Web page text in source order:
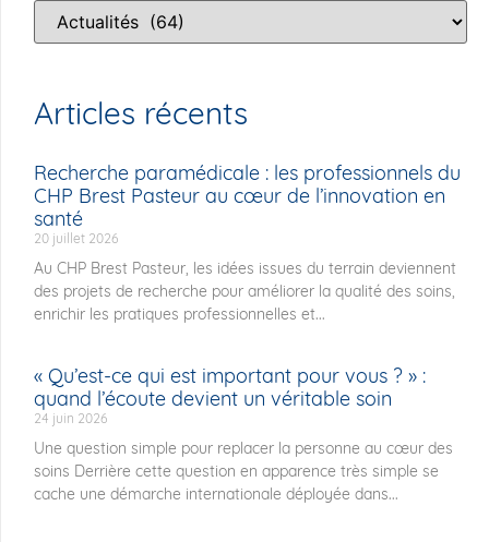
Articles récents
Recherche paramédicale : les professionnels du
CHP Brest Pasteur au cœur de l’innovation en
santé
20 juillet 2026
Au CHP Brest Pasteur, les idées issues du terrain deviennent
des projets de recherche pour améliorer la qualité des soins,
enrichir les pratiques professionnelles et...
« Qu’est-ce qui est important pour vous ? » :
quand l’écoute devient un véritable soin
24 juin 2026
Une question simple pour replacer la personne au cœur des
soins Derrière cette question en apparence très simple se
cache une démarche internationale déployée dans...